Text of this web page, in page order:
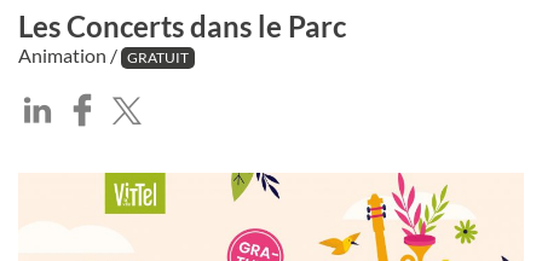
Les Concerts dans le Parc
Animation / GRATUIT